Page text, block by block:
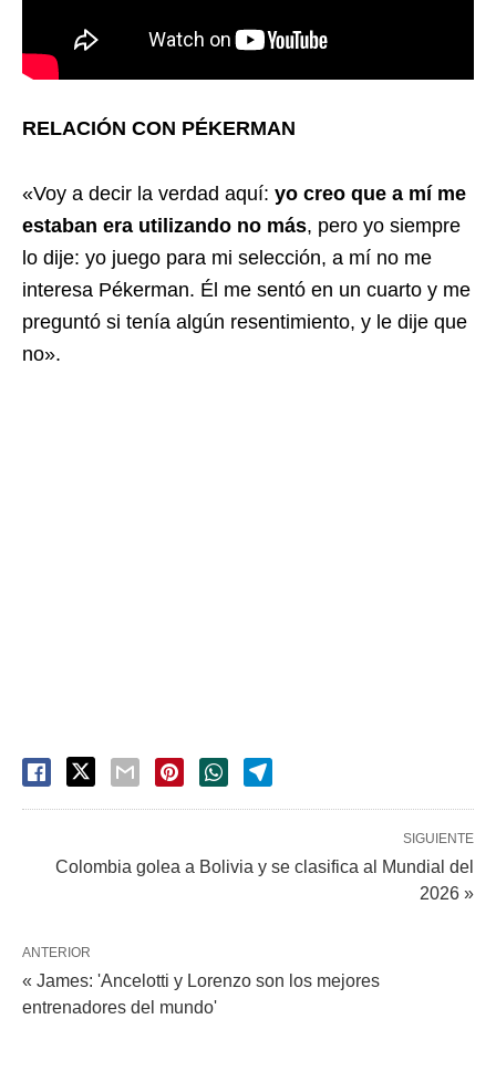
RELACIÓN CON PÉKERMAN
«Voy a decir la verdad aquí: yo creo que a mí me
estaban era utilizando no más, pero yo siempre
lo dije: yo juego para mi selección, a mí no me
interesa Pékerman. Él me sentó en un cuarto y me
preguntó si tenía algún resentimiento, y le dije que
no».
SIGUIENTE
Colombia golea a Bolivia y se clasifica al Mundial del
2026 »
ANTERIOR
« James: 'Ancelotti y Lorenzo son los mejores
entrenadores del mundo'